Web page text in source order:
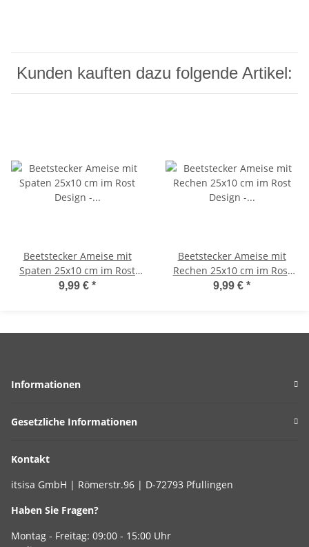
Kunden kauften dazu folgende Artikel:
Beetstecker Ameise mit
Spaten 25x10 cm im Rost
Design - Gartenstecker
9,99 € *
Beetstecker Ameise mit
Rechen 25x10 cm im Rost
Design - Gartenstecker
9,99 € *
Informationen
Gesetzliche Informationen
Kontakt
itsisa GmbH | Römerstr.96 | D-72793 Pfullingen
Haben Sie Fragen?
Montag - Freitag: 09:00 - 15:00 Uhr